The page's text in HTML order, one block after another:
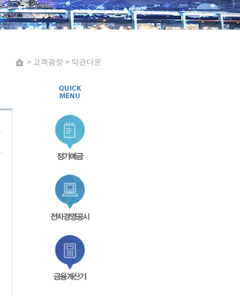
> 고객광장 > 약관다운